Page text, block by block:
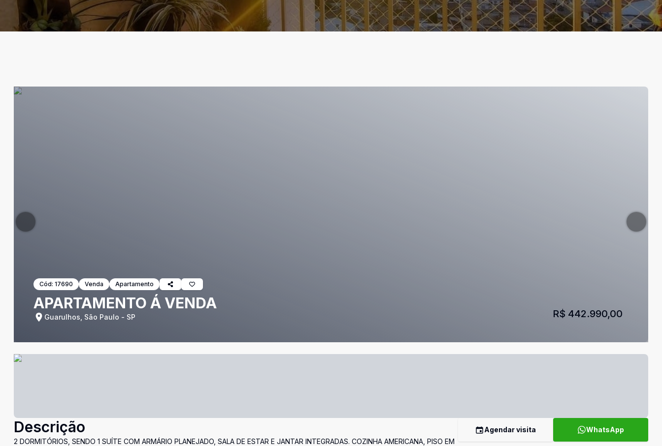
Cód: 17690 Venda Apartamento
APARTAMENTO Á VENDA
Guarulhos, São Paulo - SP R$ 442.990,00
Descrição
2 DORMITÓRIOS, SENDO 1 SUÍTE COM ARMÁRIO PLANEJADO, SALA DE ESTAR E JANTAR INTEGRADAS. COZINHA AMERICANA, PISO EM
Agendar visita WhatsApp